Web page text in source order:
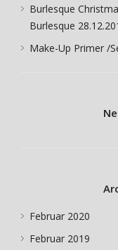
Burlesque
Burlesque
Make-Up Primer /
Februar 2020
Februar 2019